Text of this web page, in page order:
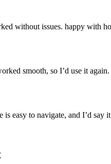
without issues. happy with
smooth, so I’d use it again.
easy to navigate, and I’d say